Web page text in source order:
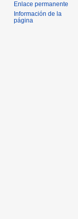
Enlace permanente
Información de la
página